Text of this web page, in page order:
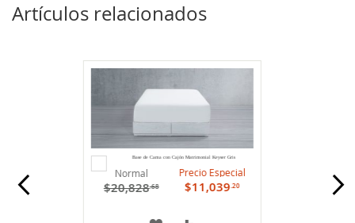
Artículos relacionados
Base de Cama con Cajón Matrimonial Keyser Gris
Normal
$20,828.68
Precio Especial
$11,039.20
carrito